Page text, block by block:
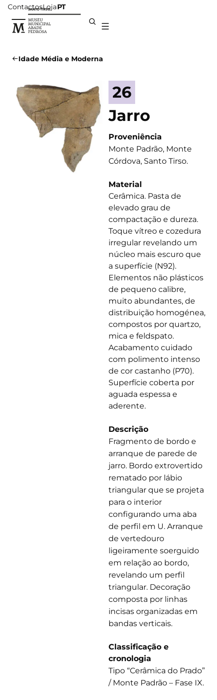
ContactosLojaPT
Idade Média e Moderna
26
Jarro
Proveniência
Monte Padrão, Monte
Córdova, Santo Tirso.
Material
Cerâmica. Pasta de
elevado grau de
compactação e dureza.
Toque vítreo e cozedura
irregular revelando um
núcleo mais escuro que
a superfície (N92).
Elementos não plásticos
de pequeno calibre,
muito abundantes, de
distribuição homogénea,
compostos por quartzo,
mica e feldspato.
Acabamento cuidado
com polimento intenso
de cor castanho (P70).
Superfície coberta por
aguada espessa e
aderente.
Descrição
Fragmento de bordo e
arranque de parede de
jarro. Bordo extrovertido
rematado por lábio
triangular que se projeta
para o interior
configurando uma aba
de perfil em U. Arranque
de vertedouro
ligeiramente soerguido
em relação ao bordo,
revelando um perfil
triangular. Decoração
composta por linhas
incisas organizadas em
bandas verticais.
Classificação e
cronologia
Tipo “Cerâmica do Prado”
/ Monte Padrão – Fase IX.